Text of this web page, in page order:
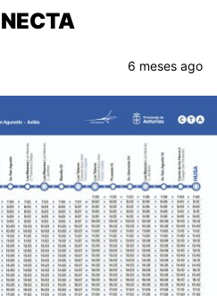
6 meses ago